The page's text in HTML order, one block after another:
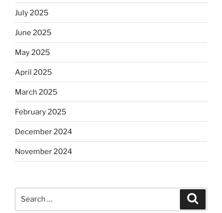
July 2025
June 2025
May 2025
April 2025
March 2025
February 2025
December 2024
November 2024